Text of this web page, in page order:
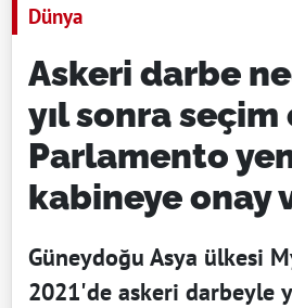
Dünya
Askeri darbe
yıl sonra
Parlamento
kabineye onay
Güneydoğu Asya ülkesi
2021'de askeri darbeyle